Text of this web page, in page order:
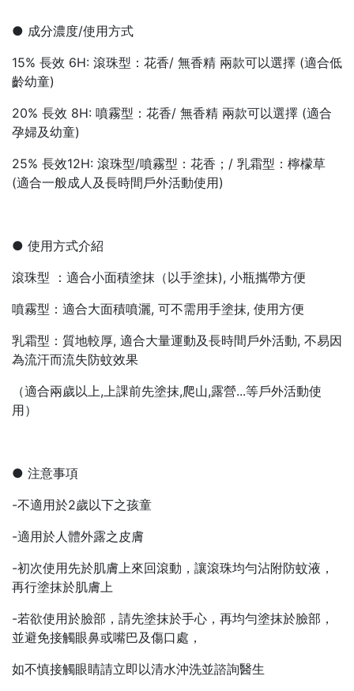
● 成分濃度/使用方式
15% 長效 6H: 滾珠型：花香/ 無香精 兩款可以選擇 (適合低
齡幼童)
20% 長效 8H: 噴霧型：花香/ 無香精 兩款可以選擇 (適合
孕婦及幼童)
25% 長效12H: 滾珠型/噴霧型：花香；/ 乳霜型：檸檬草
(適合一般成人及長時間戶外活動使用)
● 使用方式介紹
滾珠型 ：適合小面積塗抹（以手塗抹), 小瓶攜帶方便
噴霧型：適合大面積噴灑, 可不需用手塗抹, 使用方便
乳霜型：質地較厚, 適合大量運動及長時間戶外活動, 不易因
為流汗而流失防蚊效果
（適合兩歲以上,上課前先塗抹,爬山,露營...等戶外活動使
用）
● 注意事項
-不適用於2歲以下之孩童
-適用於人體外露之皮膚
-初次使用先於肌膚上來回滾動，讓滾珠均勻沾附防蚊液，
再行塗抹於肌膚上
-若欲使用於臉部，請先塗抹於手心，再均勻塗抹於臉部，
並避免接觸眼鼻或嘴巴及傷口處，
如不慎接觸眼睛請立即以清水沖洗並諮詢醫生